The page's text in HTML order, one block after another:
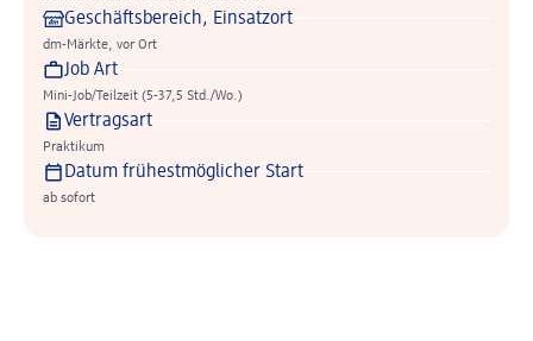
Geschäftsbereich, Einsatzort
dm-Märkte, vor Ort
Job Art
Mini-Job/Teilzeit (5-37,5 Std./Wo.)
Vertragsart
Praktikum
Datum frühestmöglicher Start
ab sofort